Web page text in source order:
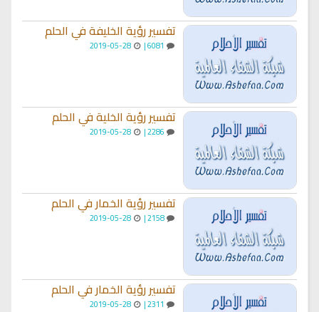
تفسير رؤية الخليفة في الحلم
2019-05-28
تفسير رؤية الخلية في الحلم
2019-05-28
تفسير رؤية الخمار في الحلم
2158 |
2019-05-28
تفسير رؤية الخمار في الحلم
2019-05-28